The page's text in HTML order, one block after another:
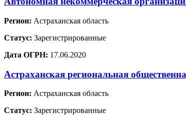
Регион: Астраханская область
Статус: Зарегистрированные
Дата ОГРН: 17.06.2020
Астраханская региональная
Регион: Астраханская область
Статус: Зарегистрированные